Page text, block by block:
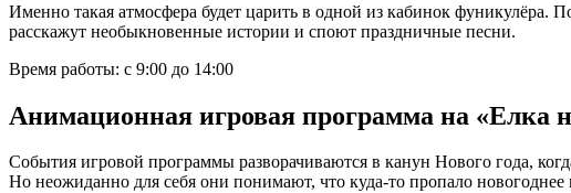
Именно такая атмосфера будет царить в одной из кабинок фуникулёра.
расскажут необыкновенные истории и споют праздничные песни.
Время работы: с 9:00 до 14:00
Анимационная игровая программа на «Елка
События игровой программы разворачиваются в канун Нового года,
Но неожиданно для себя они понимают, что куда-то пропало новогоднее